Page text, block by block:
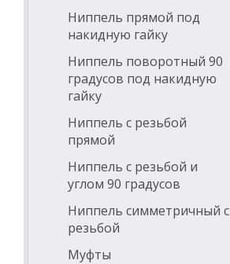
Ниппель прямой под
накидную гайку
Ниппель поворотный 90
градусов под накидную
гайку
Ниппель с резьбой
прямой
Ниппель с резьбой и
углом 90 градусов
Ниппель симметричный с
резьбой
Муфты